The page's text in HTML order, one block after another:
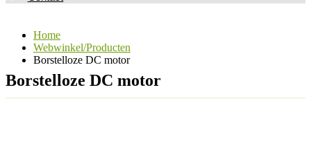
Home
Webwinkel/Producten
Borstelloze DC motor
Borstelloze DC motor